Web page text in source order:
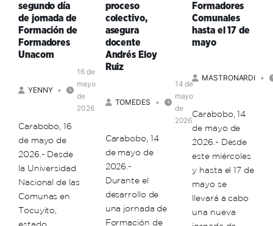
crear
autoconciencia
y
afirmar
lo
segundo día
de jornada de
Formación de
Formadores
Unacom
YENNY
16 de
mayo
de
2026
Carabobo, 16
de mayo de
2026.- Desde
la Universidad
Nacional de las
Comunas en
Tocuyito,
estado
proceso
colectivo,
asegura
docente
Andrés Eloy
Ruiz
TOMEDES
14 de
mayo
de
2026
Carabobo, 14
de mayo de
2026.-
Durante el
desarrollo de
una jornada de
Formación de
Formadores
Comunales
hasta el 17 de
mayo
MASTRONARDI
Carabobo, 14
de mayo de
2026.- Desde
este miércoles
y hasta el 17 de
mayo se
llevará a cabo
una nueva